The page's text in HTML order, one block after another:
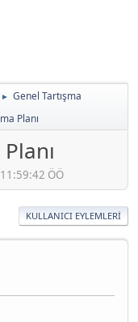
► Genel Tartışma
Planı
ÖÖ
KULLANICI EYLEMLERI